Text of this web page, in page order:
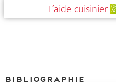
L’aide-cuisinier
Bibliographie